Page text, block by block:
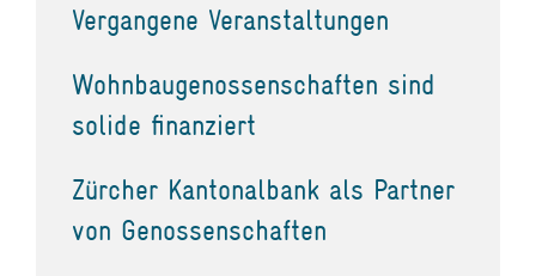
Vergangene Veranstaltungen
Wohnbaugenossenschaften sind
solide finanziert
Zürcher Kantonalbank als Partner
von Genossenschaften